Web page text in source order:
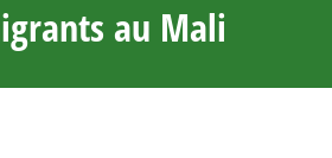
au Mali